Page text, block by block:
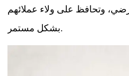
وتحافظ على ولاء عملائهم
بشكل مستمر.